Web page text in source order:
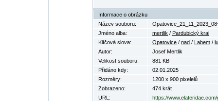
Informace o obrázku
Název souboru:
Jméno alba:
mertlik / Pardubický kraj
Klíčová slova:
Opatovice / nad / Labem /
Autor:
Josef Mertlik
Velikost souboru:
881 KB
Přidáno kdy:
02.01.2025
Rozměry:
1200 x 900 pixelelů
Zobrazeno:
474 krát
URL:
https://